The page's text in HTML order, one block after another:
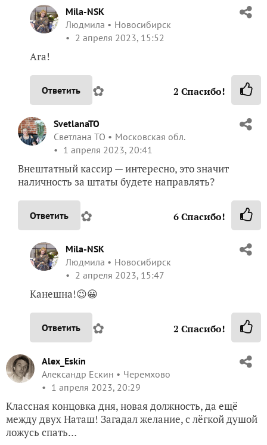
Mila-NSK
Людмила
Новосибирск
2 апреля 2023, 15:52
Ага!
Ответить ✿ 2 Спасибо!
SvetlanaTO
Светлана ТО
Московская обл.
1 апреля 2023, 20:41
Внештатный кассир — интересно, это значит
наличность за штаты будете направлять?
Ответить ✿ 6Спасибо!
Mila-NSK
Людмила
Новосибирск
2 апреля 2023, 15:47
Канешна!😉😀
Ответить ✿ 2 Спасибо!
Alex_Eskin
Александр Ескин
Черемхово
1 апреля 2023, 20:29
Классная концовка дня, новая должность, да ещё
между двух Наташ! Загадал желание, с лёгкой душой
ложусь спать…